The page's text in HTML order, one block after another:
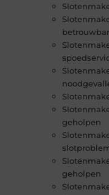
geholpen
geholpen